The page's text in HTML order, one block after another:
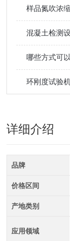
样品氮吹浓
混凝土检测
哪些方式可
环刚度试验
详细介绍
品牌
价格区间
产地类别
应用领域